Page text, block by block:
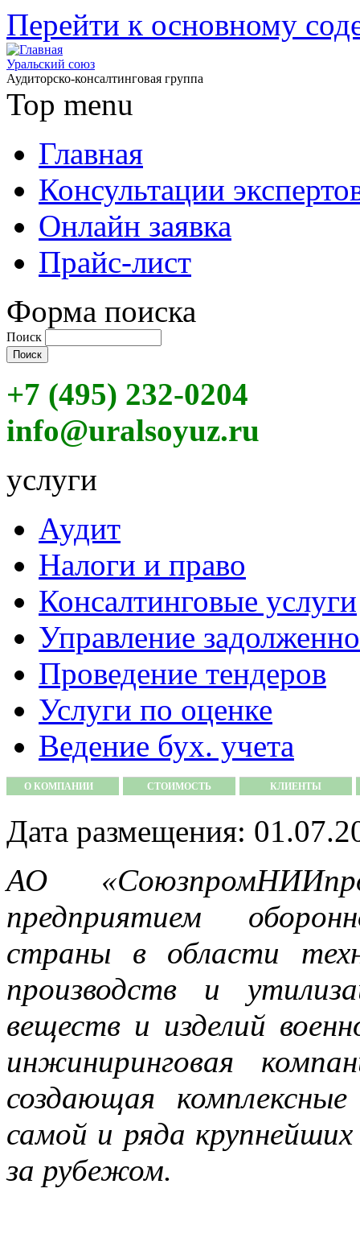
Перейти к основному
Уральский союз
Аудиторско-консалтинговая группа
Top menu
Главная
Консультации
Онлайн заявка
Прайс-лист
Форма поиска
Поиск
+7 (495) 232-0204
info@uralsoyuz.ru
услуги
Аудит
Налоги и право
Консалтинговые услуги
Управление
Проведение тендеров
Услуги по оценке
Ведение бух. учета
О КОМПАНИИ СТОИМОСТЬ КЛИЕНТЫ
Дата размещения:
АО
предприятием
страны в области
производств и
веществ и изделий
инжиниринговая
создающая
самой и ряда
за рубежом.